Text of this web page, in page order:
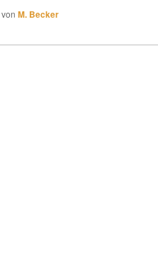
vonM. Becker